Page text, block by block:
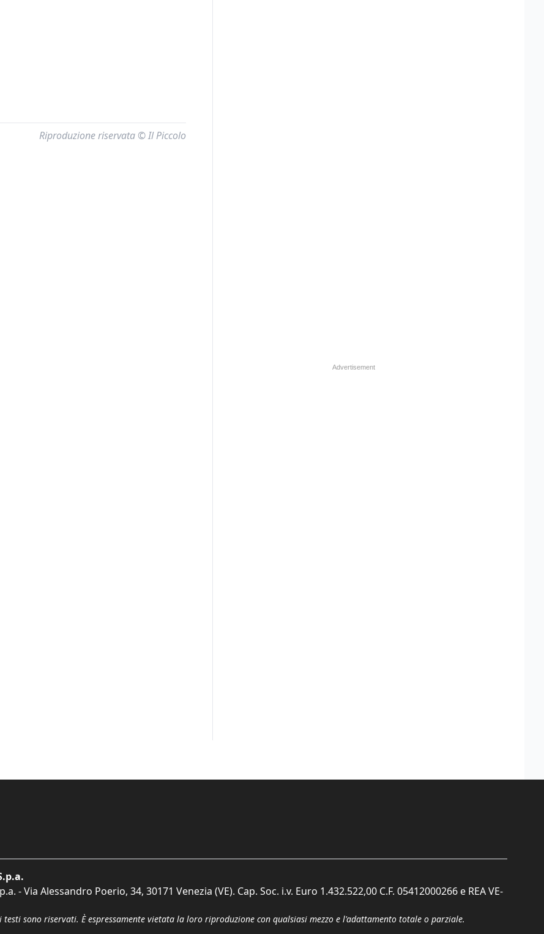
Riproduzione riservata © Il Piccolo
- Via Alessandro Poerio, 34, 30171 Venezia (VE). Cap. Soc. i.v. Euro 1.432.522,00 C.F. 05412000266 e REA VE-
sono riservati. È espressamente vietata la loro riproduzione con qualsiasi mezzo e l'adattamento totale o parziale.